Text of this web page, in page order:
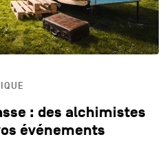
: des alchimistes
événements